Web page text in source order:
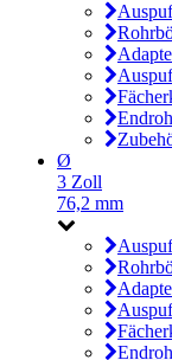
Ø
3 Zoll
76,2 mm